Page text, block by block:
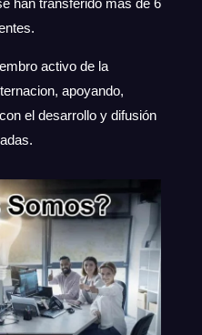
han transferido más de 6
activo de la
apoyando,
el desarrollo y difusión